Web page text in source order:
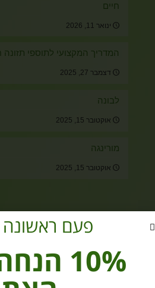
חיים
ינואר 11, 2026
המדריך המקצועי לתוספי תזונה
דצמבר 27, 2025
לבונה
אוקטובר 15, 2025
מורינגה
אוקטובר 15, 2025
מוצרים מהחנות
₪60
פעם ראשונה
10%